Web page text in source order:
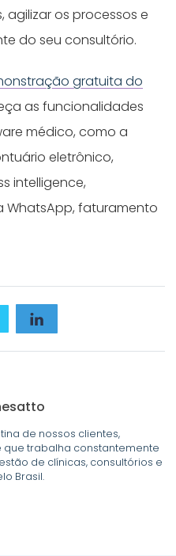
agilizar os processos e
do seu consultório.
gratuita do
as funcionalidades
médico, como a
eletrônico,
intelligence,
faturamento
de nossos clientes,
trabalha constantemente
de clínicas, consultórios e
Brasil.